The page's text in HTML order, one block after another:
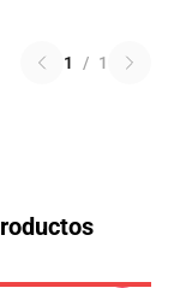
1 / 1